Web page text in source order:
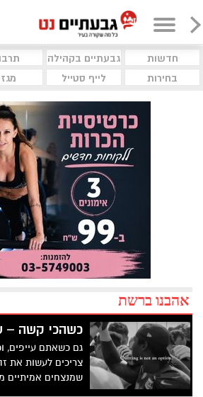
חדשות גבעתיים בקהילה
בחירות
לייף סטייל
אהבנו ברשת
כשהכי קשה –
גם כשאתם עייפים,
צריכים לעשות את
שמנצחים אמיתיים